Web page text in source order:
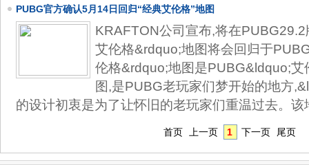
​PUBG官方确认5月14日回归“经典艾伦格”地图
KRAFTON公司宣布,将在
艾伦格&rdquo;地图将会回归于
伦格&rdquo;地图是PUBG&ldquo;
图,是PUBG老玩家们梦开始的地方
的设计初衷是为了让怀旧的老玩家们重温过去。该
首页 上一页 1 下一页 尾页